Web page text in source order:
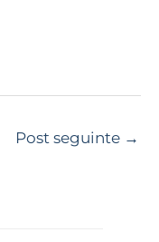
Post seguinte →